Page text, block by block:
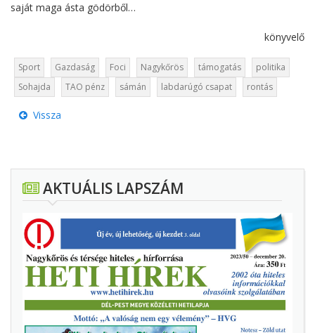
saját maga ásta gödörből…
könyvelő
Sport Gazdaság Foci Nagykőrös támogatás
politika
Sohajda
TAO pénz sámán labdarúgó csapat rontás
Vissza
AKTUÁLIS LAPSZÁM